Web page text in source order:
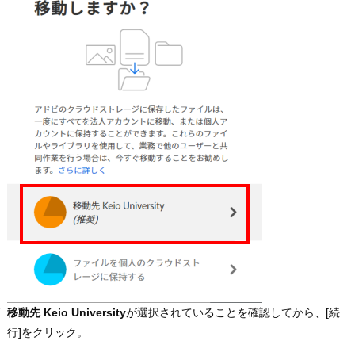
移動先 Keio Universityが選択されていることを確認してから、[続
行]をクリック。